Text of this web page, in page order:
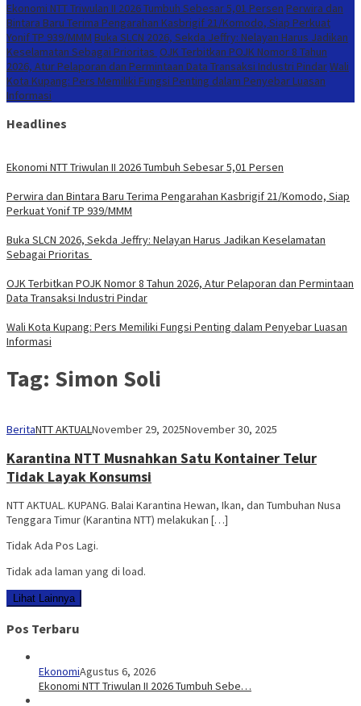
Ekonomi NTT Triwulan II 2026 Tumbuh Sebesar 5,01 Persen Perwira dan
Bintara Baru Terima Pengarahan Kasbrigif 21/Komodo, Siap Perkuat
Yonif TP 939/MMM Buka SLCN 2026, Sekda Jeffry: Nelayan Harus Jadikan
Keselamatan Sebagai Prioritas OJK Terbitkan POJK Nomor 8 Tahun
2026, Atur Pelaporan dan Permintaan Data Transaksi Industri PindarWali
Kota Kupang: Pers Memiliki Fungsi Penting dalam Penyebar Luasan
Informasi
Headlines
Ekonomi NTT Triwulan II 2026 Tumbuh Sebesar 5,01 Persen
Perwira dan Bintara Baru Terima Pengarahan Kasbrigif 21/Komodo, Siap
Perkuat Yonif TP 939/MMM
Buka SLCN 2026, Sekda Jeffry: Nelayan Harus Jadikan Keselamatan
Sebagai Prioritas
OJK Terbitkan POJK Nomor 8 Tahun 2026, Atur Pelaporan dan Permintaan
Data Transaksi Industri Pindar
Wali Kota Kupang: Pers Memiliki Fungsi Penting dalam Penyebar Luasan
Informasi
Tag: Simon Soli
BeritaNTT AKTUALNovember 29, 2025November 30, 2025
Karantina NTT Musnahkan Satu Kontainer Telur
Tidak Layak Konsumsi
NTT AKTUAL. KUPANG. Balai Karantina Hewan, Ikan, dan Tumbuhan Nusa
Tenggara Timur (Karantina NTT) melakukan […]
Tidak Ada Pos Lagi.
Tidak ada laman yang di load.
Lihat Lainnya
Pos Terbaru
EkonomiAgustus 6, 2026
Ekonomi NTT Triwulan II 2026 Tumbuh Sebe…